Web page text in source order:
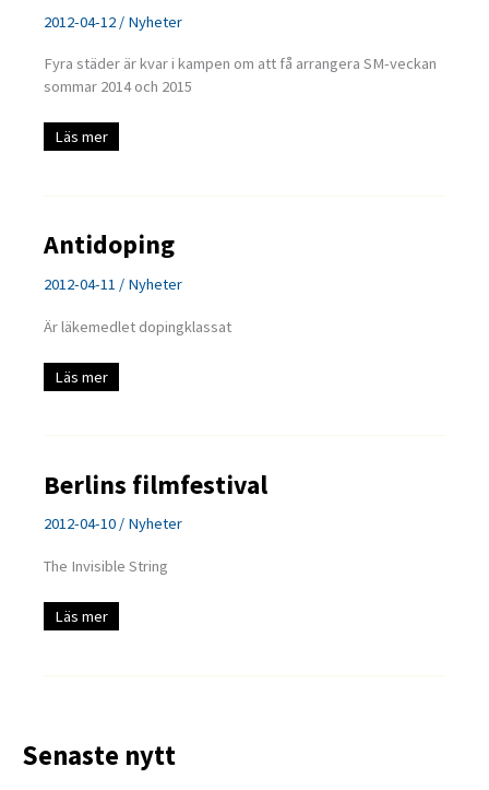
2012-04-12 / Nyheter
Fyra städer är kvar i kampen om att få arrangera SM-veckan
sommar 2014 och 2015
SM
veckan
Läs mer
Antidoping
2012-04-11 / Nyheter
Är läkemedlet dopingklassat
Antidoping
Läs mer
Berlins filmfestival
2012-04-10 / Nyheter
The Invisible String
Berlins
filmfestival
Läs mer
Senaste nytt